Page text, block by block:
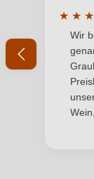
Jahrgang
Land
Ihr
★ ★ ★
Wir